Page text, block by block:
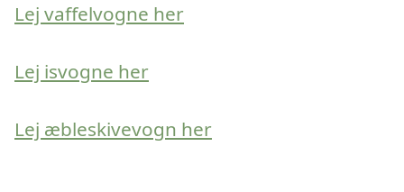
Lej vaffelvogne her
Lej isvogne her
Lej æbleskivevogn her